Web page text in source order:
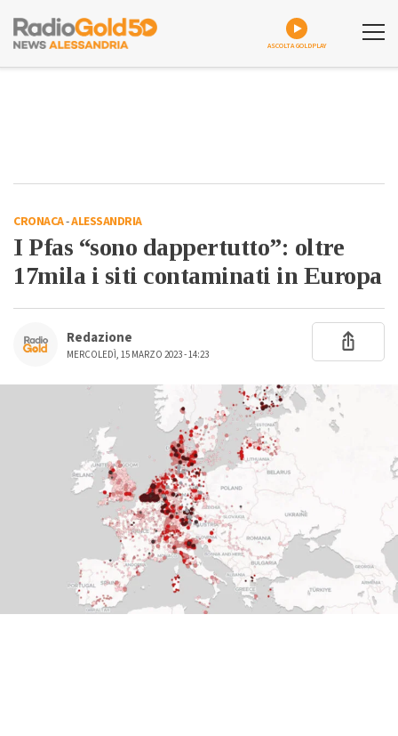
ASCOLTA GOLDPLAY
CRONACA-ALESSANDRIA
I Pfas “sono dappertutto”: oltre
17mila i siti contaminati in Europa
Redazione
MERCOLEDÌ, 15 MARZO 2023 - 14:23